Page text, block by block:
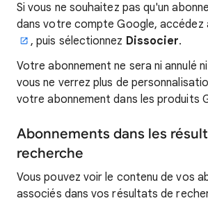
Si vous ne souhaitez pas qu'un
dans votre compte Google, accédez
, puis sélectionnez Dissocier.
Votre abonnement ne sera ni annulé
vous ne verrez plus de
votre abonnement dans les produits
Abonnements dans les
recherche
Vous pouvez voir le contenu de vos
associés dans vos résultats de